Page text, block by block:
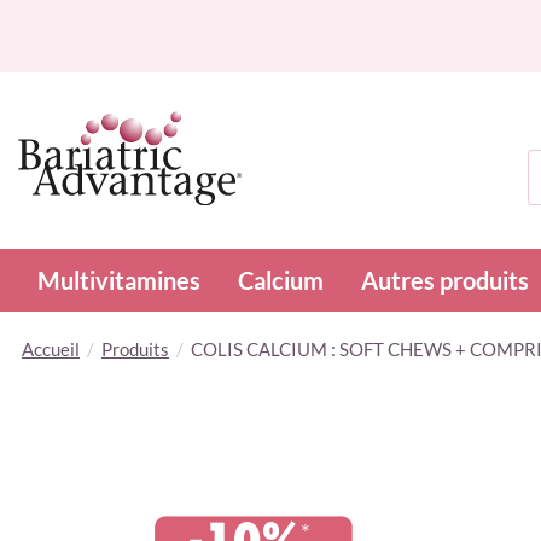
Multivitamines Calcium Autres produits
Accueil Produits COLIS CALCIUM : SOFT CHEWS +